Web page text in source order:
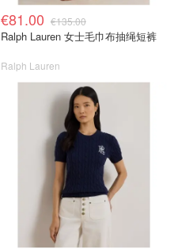
€81.00 €135.00
Ralph Lauren 女士毛巾布抽绳短裤
Ralph Lauren